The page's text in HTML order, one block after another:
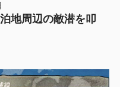
地周辺の敵潜を叩